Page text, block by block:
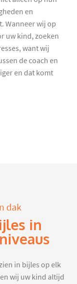
en
Wanneer wij op
uw kind, zoeken
want wij
de coach en
en dat komt
dak
in
in bijles op elk
wij uw kind altijd